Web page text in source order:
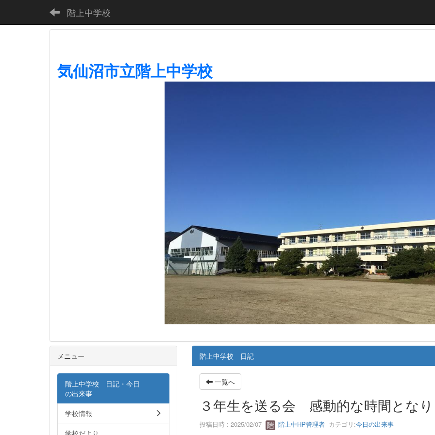
階上中学校
気仙沼市立階上中学校
階上中学校 日記
一覧へ
３年生を送る会 感動的な時間とな
投稿日時 : 2025/02/07 階上中HP管理者カテゴリ:今日の出来事
メニュー
階上中学校 日記・今日
の出来事
学校情報